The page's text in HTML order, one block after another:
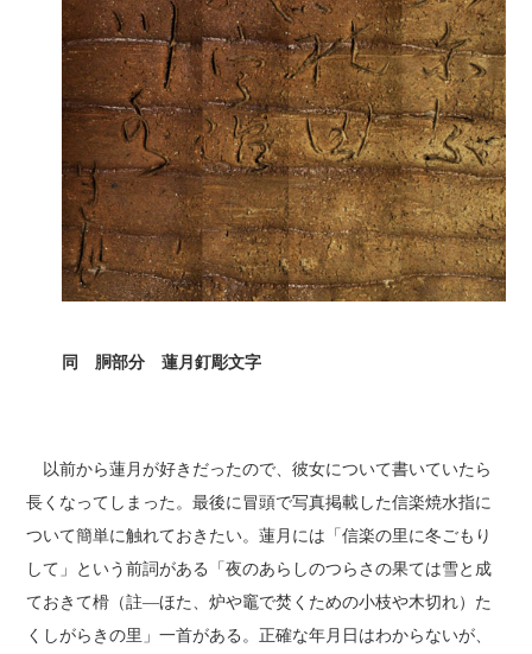
同 胴部分 蓮月釘彫文字
以前から蓮月が好きだったので、彼女について書いていたら
長くなってしまった。最後に冒頭で写真掲載した信楽焼水指に
ついて簡単に触れておきたい。蓮月には「信楽の里に冬ごもり
して」という前詞がある「夜のあらしのつらさの果ては雪と成
ておきて榾（註―ほた、炉や竈で焚くための小枝や木切れ）た
くしがらきの里」一首がある。正確な年月日はわからないが、